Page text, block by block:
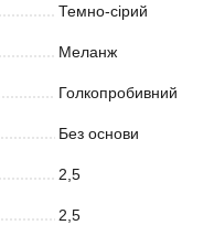
Темно-сірий
Меланж
Голкопробивний
Без основи
2,5
2,5